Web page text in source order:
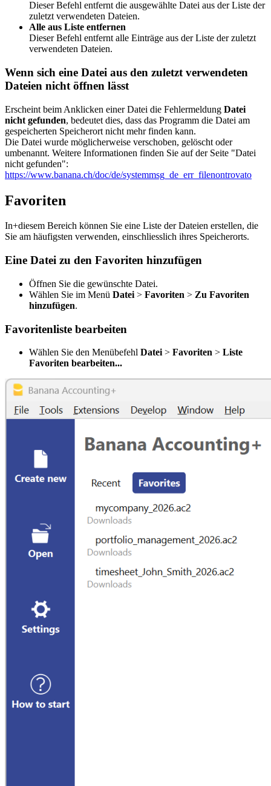
Dieser Befehl entfernt die ausgewählte Datei aus der Liste der
zuletzt verwendeten Dateien.
Alle aus Liste entfernen
Dieser Befehl entfernt alle Einträge aus der Liste der zuletzt
verwendeten Dateien.
Wenn sich eine Datei aus den zuletzt verwendeten
Dateien nicht öffnen lässt
Erscheint beim Anklicken einer Datei die Fehlermeldung Datei
nicht gefunden, bedeutet dies, dass das Programm die Datei am
gespeicherten Speicherort nicht mehr finden kann.
Die Datei wurde möglicherweise verschoben, gelöscht oder
umbenannt. Weitere Informationen finden Sie auf der Seite "Datei
nicht gefunden":
https://www.banana.ch/doc/de/systemmsg_de_err_filenontrovato
Favoriten
In+diesem Bereich können Sie eine Liste der Dateien erstellen, die
Sie am häufigsten verwenden, einschliesslich ihres Speicherorts.
Eine Datei zu den Favoriten hinzufügen
Öffnen Sie die gewünschte Datei.
Wählen Sie im Menü Datei > Favoriten > Zu Favoriten
hinzufügen.
Favoritenliste bearbeiten
Wählen Sie den Menübefehl Datei > Favoriten > Liste
Favoriten bearbeiten...